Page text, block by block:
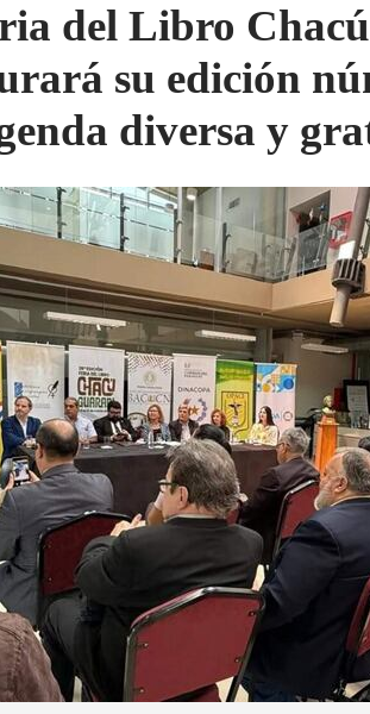
del Libro
su edición
diversa y